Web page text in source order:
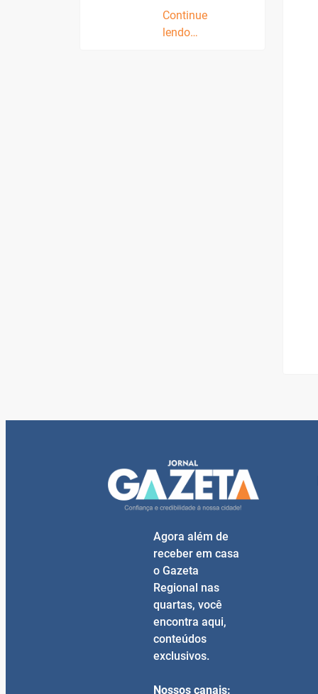
Continue
lendo…
Agora além de
receber em casa
o Gazeta
Regional nas
quartas, você
encontra aqui,
conteúdos
exclusivos.
Nossos canais: